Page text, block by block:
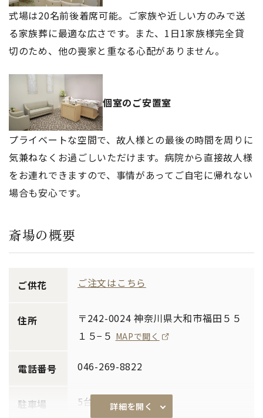
式場は20名前後着席可能。ご家族や近しい方のみで送
る家族葬に最適な広さです。また、1日1家族様完全貸
切のため、他の喪家と重なる心配がありません。
個室のご安置室
プライベートな空間で、故人様との最後の時間を周りに
気兼ねなくお過ごしいただけます。病院から直接故人様
をお連れできますので、事情があってご自宅に帰れない
場合も安心です。
斎場の概要
ご供花 ご注文はこちら
住所
〒242-0024 神奈川県大和市福田５５
１５−５ MAPで開く
電話番号 046-269-8822
駐車場 5台 詳細を開く